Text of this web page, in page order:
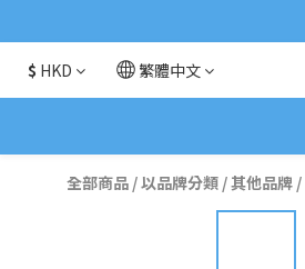
$ HKD 繁體中文
全部商品 /以品牌分類 /其他品牌 /